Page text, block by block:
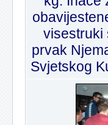
visestruki
prvak
Svjetskog